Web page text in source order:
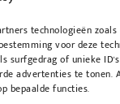
technologieën zoals
voor deze
surfgedrag of unieke
advertenties te tonen.
bepaalde functies.
oogcontour.